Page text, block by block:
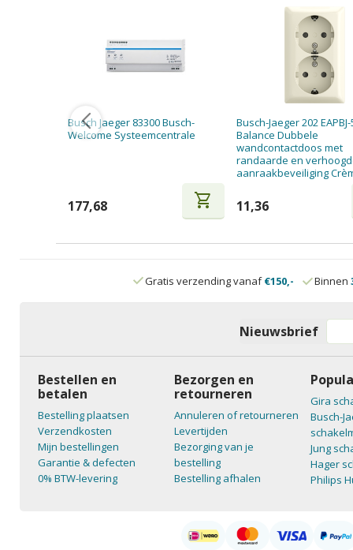
Busch Jaeger 83300 Busch-
Welcome Systeemcentrale
177,68 shopping_cart
Busch-Jaeger 202
Balance Dubbele
wandcontactdoos met
randaarde en
aanraakbeveiliging
11,36
Gratis verzending vanaf€150,- Binnen
Nieuwsbrief
Bestellen en
betalen
Bestelling plaatsen
Verzendkosten
Mijn bestellingen
Garantie & defecten
0% BTW-levering
Bezorgen en
retourneren
Annuleren of retourneren
Levertijden
Bezorging van je
bestelling
Bestelling afhalen
Gira
Busch-
Jung
Hager
Philips